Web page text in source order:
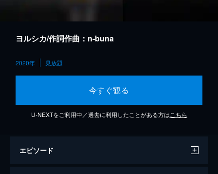
ヨルシカ/作詞作曲：n-buna
2020年 見放題
今すぐ観る
U-NEXTをご利用中／過去に利用したことがある方は こちら
エピソード